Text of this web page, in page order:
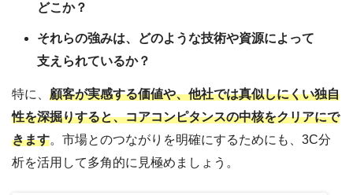
どこか？
それらの強みは、どのような技術や資源によって
支えられているか？
特に、 顧客が実感する価値や、他社では真似しにくい独自
性を深掘りすると、コアコンピタンスの中核をクリアにで
きます。市場とのつながりを明確にするためにも、3C分
析を活用して多角的に見極めましょう。